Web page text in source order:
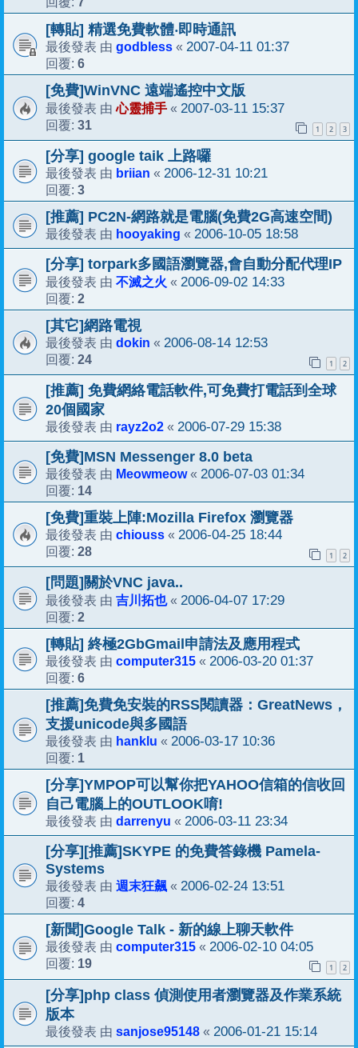
[轉貼] 精選免費軟體‧即時通訊
最後發表 由 godbless « 2007-04-11 01:37
回覆: 6
[免費]WinVNC 遠端遙控中文版
最後發表 由心靈捕手 « 2007-03-11 15:37
回覆: 31 1 2 3
[分享] google taik 上路囉
最後發表 由 briian « 2006-12-31 10:21
回覆: 3
[推薦] PC2N-網路就是電腦(免費2G高速空間)
最後發表 由 hooyaking « 2006-10-05 18:58
[分享] torpark多國語瀏覽器,會自動分配代理IP
最後發表 由 不滅之火 « 2006-09-02 14:33
回覆: 2
[其它]網路電視
最後發表 由 dokin « 2006-08-14 12:53
回覆: 24 1 2
[推薦] 免費網絡電話軟件,可免費打電話到全球
20個國家
最後發表 由 rayz2o2 « 2006-07-29 15:38
[免費]MSN Messenger 8.0 beta
最後發表 由 Meowmeow« 2006-07-03 01:34
回覆: 14
[免費]重裝上陣:Mozilla Firefox 瀏覽器
最後發表 由 chiouss « 2006-04-25 18:44
回覆: 28 1 2
[問題]關於VNC java..
最後發表 由 吉川拓也« 2006-04-07 17:29
回覆: 2
[轉貼] 終極2GbGmail申請法及應用程式
最後發表 由 computer315 « 2006-03-20 01:37
回覆: 6
[推薦]免費免安裝的RSS閱讀器：GreatNews，
支援unicode與多國語
最後發表 由 hanklu « 2006-03-17 10:36
回覆: 1
[分享]YMPOP可以幫你把YAHOO信箱的信收回
自己電腦上的OUTLOOK唷!
最後發表 由 darrenyu « 2006-03-11 23:34
[分享][推薦]SKYPE 的免費答錄機 Pamela-
Systems
最後發表 由 週末狂飆 « 2006-02-24 13:51
回覆: 4
[新聞]Google Talk - 新的線上聊天軟件
最後發表 由 computer315 « 2006-02-10 04:05
回覆: 19 1 2
[分享]php class 偵測使用者瀏覽器及作業系統
版本
最後發表 由 sanjose95148 « 2006-01-21 15:14